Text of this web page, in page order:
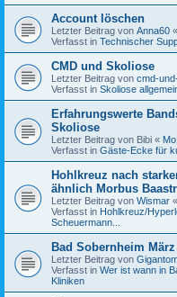
Account löschen
Letzter Beitrag von Anna60 «
Verfasst in Technischer
CMD und Skoliose
Letzter Beitrag von cmd-
Verfasst in Skoliose
Erfahrungswerte
Skoliose
Letzter Beitrag von Bibi «
Verfasst in Gäste-Ecke für
Hohlkreuz nach
ähnlich Morbus
Letzter Beitrag von Wismar «
Verfasst in Hohlkreuz/
Scheuermann...
Bad Sobernheim März
Letzter Beitrag von
Verfasst in Wer ist wann in
Kliniken